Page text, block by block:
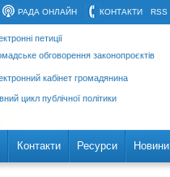
RSS
КОНТАКТИ
РАДА ОНЛАЙН
петиції
обговорення законопроєктів
кабінет громадянина
цикл публічної політики
Контакти Ресурси Новини